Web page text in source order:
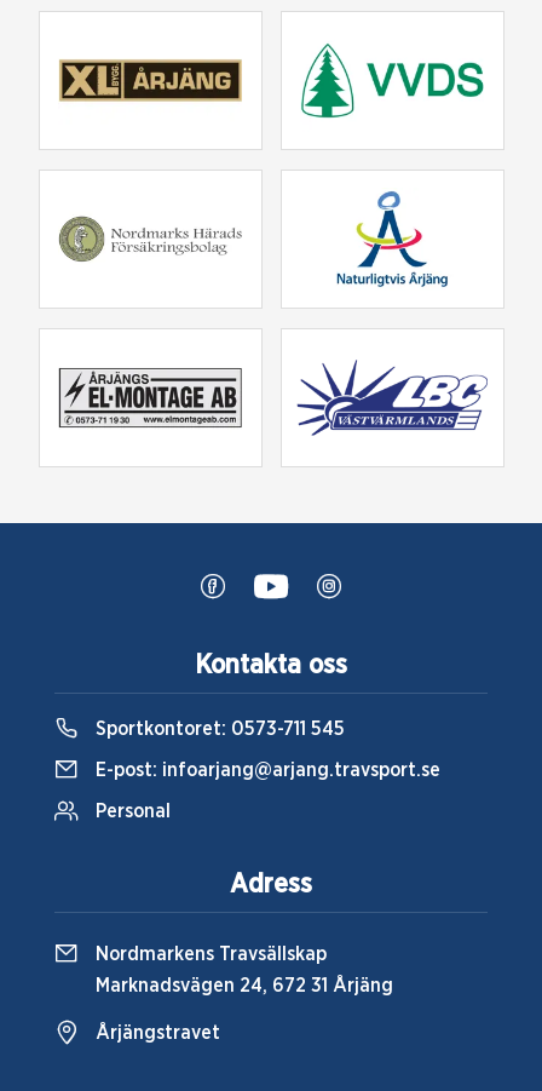
Kontakta oss
Sportkontoret: 0573-711 545
E-post: infoarjang@arjang.travsport.se
Personal
Adress
Nordmarkens Travsällskap
Marknadsvägen 24, 672 31 Årjäng
Årjängstravet